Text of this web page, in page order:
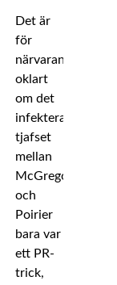
Det är
för
närvarande
oklart
om det
infekterade
tjafset
mellan
McGregor
och
Poirier
bara var
ett PR-
trick,